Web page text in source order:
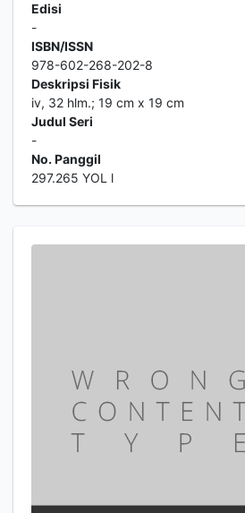
Edisi
-
ISBN/ISSN
978-602-268-202-8
Deskripsi Fisik
iv, 32 hlm.; 19 cm x 19 cm
Judul Seri
-
No. Panggil
297.265 YOL l